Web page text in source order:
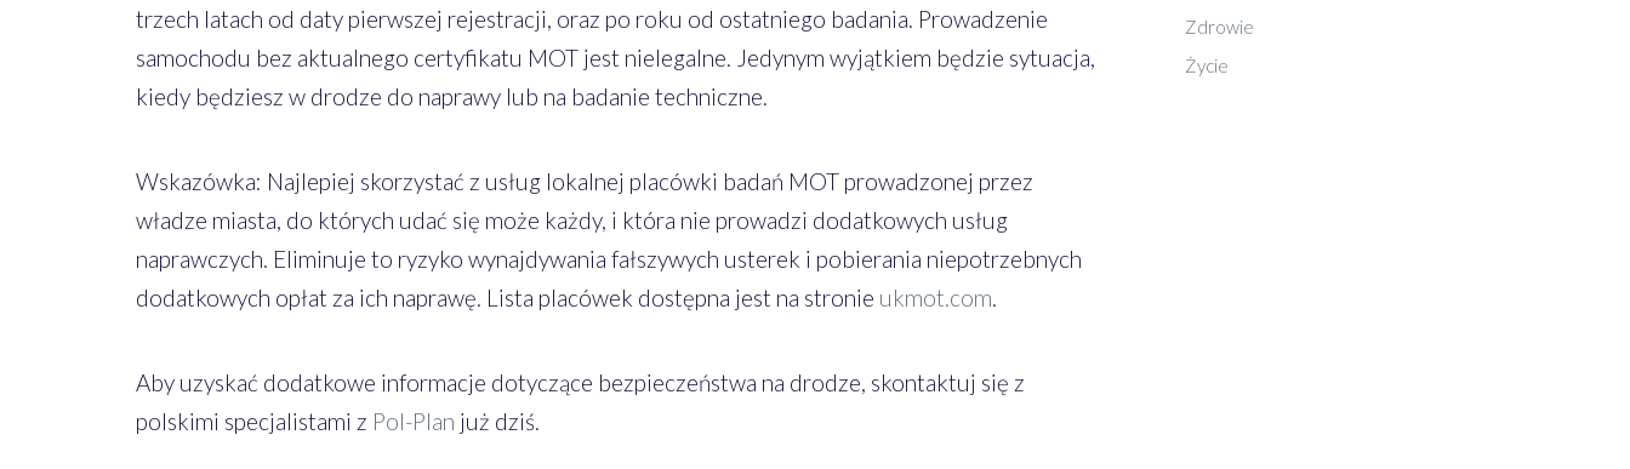
trzech latach od daty pierwszej rejestracji, oraz po roku od ostatniego badania. Prowadzenie
samochodu bez aktualnego certyfikatu MOT jest nielegalne. Jedynym wyjątkiem będzie sytuacja,
kiedy będziesz w drodze do naprawy lub na badanie techniczne.
Wskazówka: Najlepiej skorzystać z usług lokalnej placówki badań MOT prowadzonej przez
władze miasta, do których udać się może każdy, i która nie prowadzi dodatkowych usług
naprawczych. Eliminuje to ryzyko wynajdywania fałszywych usterek i pobierania niepotrzebnych
dodatkowych opłat za ich naprawę. Lista placówek dostępna jest na stronie ukmot.com.
Aby uzyskać dodatkowe informacje dotyczące bezpieczeństwa na drodze, skontaktuj się z
polskimi specjalistami z Pol-Plan już dziś.
Zdrowie
Życie